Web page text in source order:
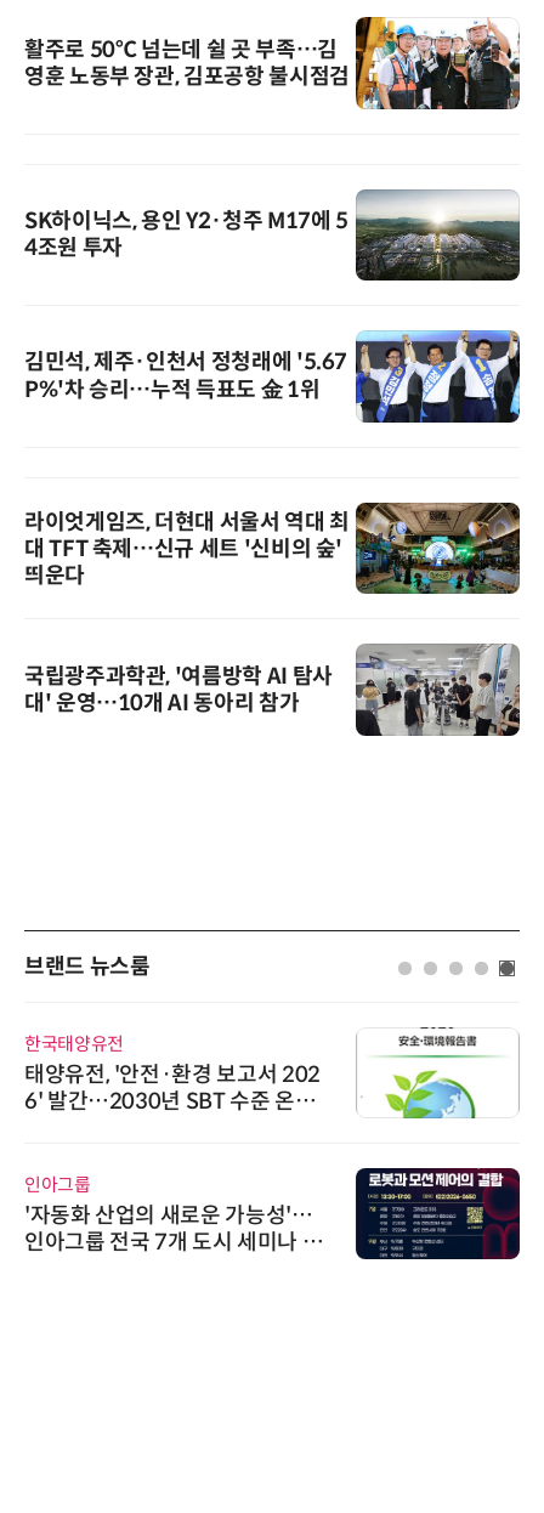
활주로 50℃ 넘는데 쉴 곳 부족…김
영훈 노동부 장관, 김포공항 불시점검
SK하이닉스, 용인 Y2·청주 M17에 5
4조원 투자
김민석, 제주·인천서 정청래에 '5.67
P%'차 승리…누적 득표도 金 1위
라이엇게임즈, 더현대 서울서 역대 최
대 TFT 축제…신규 세트 '신비의 숲'
띄운다
국립광주과학관, '여름방학 AI 탐사
대' 운영…10개 AI 동아리 참가
브랜드 뉴스룸
한국태양유전
태양유전, '안전·환경 보고서 202
6' 발간…2030년 SBT 수준 온실
인아그룹
'자동화 산업의 새로운 가능성'…
인아그룹 전국 7개 도시 세미나 페